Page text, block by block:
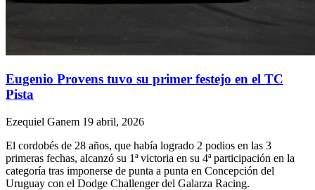
Eugenio Provens tuvo su primer festejo en el TC
Pista
Ezequiel Ganem 19 abril, 2026
El cordobés de 28 años, que había logrado 2 podios en las 3
primeras fechas, alcanzó su 1ª victoria en su 4ª participación en la
categoría tras imponerse de punta a punta en Concepción del
Uruguay con el Dodge Challenger del Galarza Racing.